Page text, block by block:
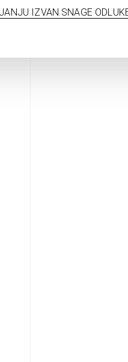
IZVAN SNAGE